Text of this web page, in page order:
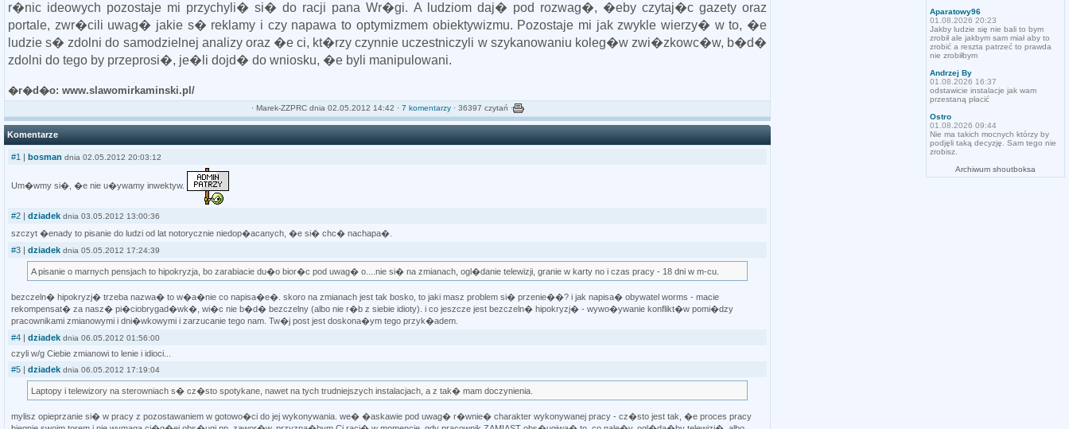
r�nic ideowych pozostaje mi przychyli� si� do racji pana Wr�gi. A ludziom daj� pod rozwag�, �eby czytaj�c gazety oraz
portale, zwr�cili uwag� jakie s� reklamy i czy napawa to optymizmem obiektywizmu. Pozostaje mi jak zwykle wierzy� w to, �e
ludzie s� zdolni do samodzielnej analizy oraz �e ci, kt�rzy czynnie uczestniczyli w szykanowaniu koleg�w zwi�zkowc�w, b�d�
zdolni do tego by przeprosi�, je�li dojd� do wniosku, �e byli manipulowani.
�r�d�o: www.slawomirkaminski.pl/
· Marek-ZZPRCdnia 02.05.2012 14:42 · 7 komentarzy· 36397 czytań ·
Komentarze
#1 | bosman dnia 02.05.2012 20:03:12
Um�wmy si�, �e nie u�ywamy inwektyw.
#2 | dziadek dnia 03.05.2012 13:00:36
szczyt �enady to pisanie do ludzi od lat notorycznie niedop�acanych, �e si� chc� nachapa�.
#3 | dziadek dnia 05.05.2012 17:24:39
A pisanie o marnych pensjach to hipokryzja, bo zarabiacie du�o bior�c pod uwag� o....nie si� na zmianach, ogl�danie telewizji, granie w karty no i czas pracy - 18 dni w m-cu.
bezczeln� hipokryzj� trzeba nazwa� to w�a�nie co napisa�e�. skoro na zmianach jest tak bosko, to jaki masz problem si� przenie��? i jak napisa� obywatel worms - macie
rekompensat� za nasz� pi�ciobrygad�wk�, wi�c nie b�d� bezczelny (albo nie r�b z siebie idioty). i co jeszcze jest bezczeln� hipokryzj� - wywo�ywanie konflikt�w pomi�dzy
pracownikami zmianowymi i dni�wkowymi i zarzucanie tego nam. Tw�j post jest doskona�ym tego przyk�adem.
#4 | dziadek dnia 06.05.2012 01:56:00
czyli w/g Ciebie zmianowi to lenie i idioci...
#5 | dziadek dnia 06.05.2012 17:19:04
Laptopy i telewizory na sterowniach s� cz�sto spotykane, nawet na tych trudniejszych instalacjach, a z tak� mam doczynienia.
mylisz opieprzanie si� w pracy z pozostawaniem w gotowo�ci do jej wykonywania. we� �askawie pod uwag� r�wnie� charakter wykonywanej pracy - cz�sto jest tak, �e proces pracy
Aparatowy96
01.08.2026 20:23
Jakby ludzie się nie bali to bym
zrobił ale jakbym sam miał aby to
zrobić a reszta patrzeć to prawda
nie zrobiłbym
Andrzej By
01.08.2026 16:37
odstawicie instalacje jak wam
przestaną płacić
Ostro
01.08.2026 09:44
Nie ma takich mocnych którzy by
podjęli taką decyzję. Sam tego nie
zrobisz.
Archiwum shoutboksa